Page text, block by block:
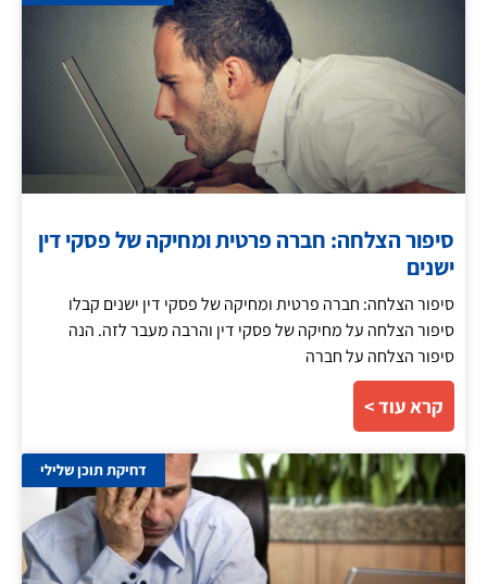
סיפור הצלחה: חברה פרטית ומחיקה של פסקי דין
ישנים
סיפור הצלחה: חברה פרטית ומחיקה של פסקי דין ישנים קבלו
סיפור הצלחה על מחיקה של פסקי דין והרבה מעבר לזה. הנה
סיפור הצלחה על חברה
קרא עוד >
דחיקת תוכן שלילי